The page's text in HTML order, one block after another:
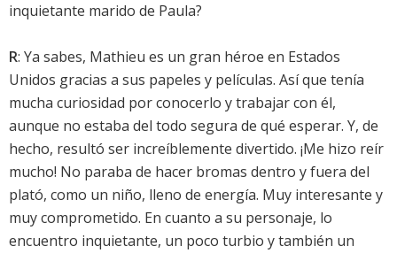
inquietante marido de Paula?
R: Ya sabes, Mathieu es un gran héroe en Estados
Unidos gracias a sus papeles y películas. Así que tenía
mucha curiosidad por conocerlo y trabajar con él,
aunque no estaba del todo segura de qué esperar. Y, de
hecho, resultó ser increíblemente divertido. ¡Me hizo reír
mucho! No paraba de hacer bromas dentro y fuera del
plató, como un niño, lleno de energía. Muy interesante y
muy comprometido. En cuanto a su personaje, lo
encuentro inquietante, un poco turbio y también un